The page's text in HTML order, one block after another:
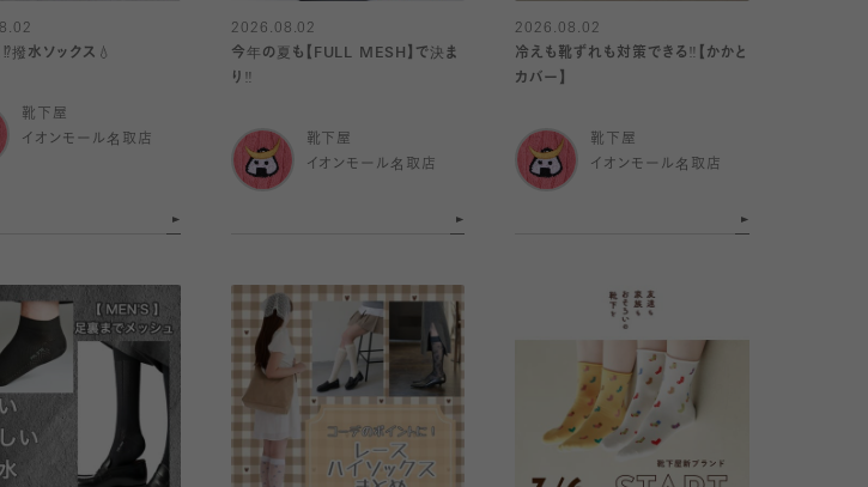
撥水ソックス💧
靴下屋
イオンモール名取店
2026.08.02
今年の夏も【FULL MESH】で決ま
り️‼️
靴下屋
イオンモール名取店
2026.08.02
冷えも靴ずれも対策できる‼️【かかと
カバー】
靴下屋
イオンモール名取店